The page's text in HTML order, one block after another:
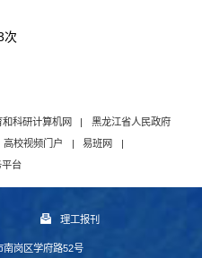
次
和科研计算机网
黑龙江省人民政府
高校视频门户 易班网
台
理工报刊
南岗区学府路52号